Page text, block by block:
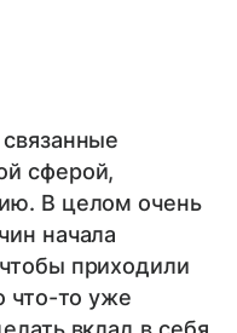
сферой,
В целом очень
начала
приходили
что-то уже